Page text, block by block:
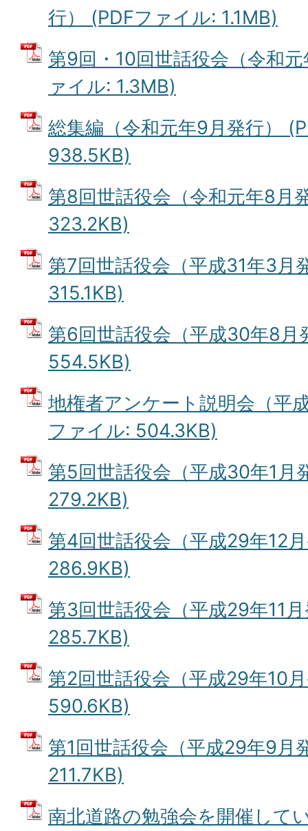
行） (PDFファイル: 1.1MB)
第9回・10回世話役会（令和
ァイル: 1.3MB)
総集編（令和元年9月発行）
938.5KB)
第8回世話役会（令和元年8月
323.2KB)
第7回世話役会（平成31年3月
315.1KB)
第6回世話役会（平成30年8月
554.5KB)
地権者アンケート説明会（平
ファイル: 504.3KB)
第5回世話役会（平成30年1月
279.2KB)
第4回世話役会（平成29年12
286.9KB)
第3回世話役会（平成29年11
285.7KB)
第2回世話役会（平成29年10
590.6KB)
第1回世話役会（平成29年9月
211.7KB)
南北道路の勉強会を開催し